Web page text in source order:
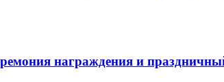
награждения и